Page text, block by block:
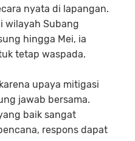
nyata di lapangan.
wilayah Subang
hingga Mei, ia
tetap waspada.
upaya mitigasi
jawab bersama.
baik sangat
respons dapat